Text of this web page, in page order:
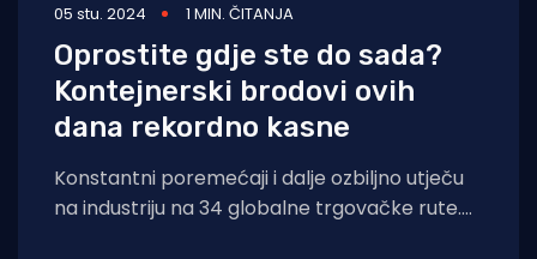
05 stu. 2024 1 MIN. ČITANJA
Oprostite gdje ste do sada?
Kontejnerski brodovi ovih
dana rekordno kasne
Konstantni poremećaji i dalje ozbiljno utječu
na industriju na 34 globalne trgovačke rute.